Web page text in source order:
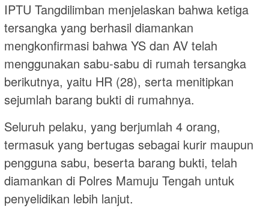
IPTU Tangdilimban menjelaskan bahwa ketiga
tersangka yang berhasil diamankan
mengkonfirmasi bahwa YS dan AV telah
menggunakan sabu-sabu di rumah tersangka
berikutnya, yaitu HR (28), serta menitipkan
sejumlah barang bukti di rumahnya.
Seluruh pelaku, yang berjumlah 4 orang,
termasuk yang bertugas sebagai kurir maupun
pengguna sabu, beserta barang bukti, telah
diamankan di Polres Mamuju Tengah untuk
penyelidikan lebih lanjut.